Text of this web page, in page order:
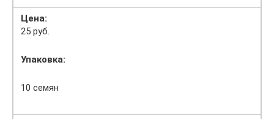
Цена:
25 руб.
Упаковка:
10 семян